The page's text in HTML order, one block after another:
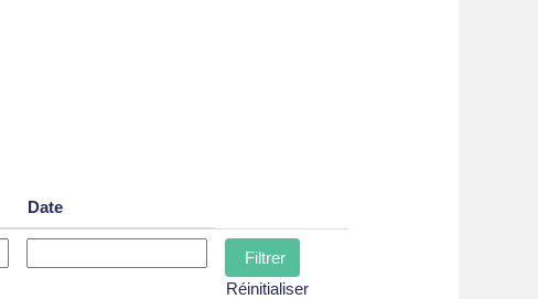
Date
Réinitialiser